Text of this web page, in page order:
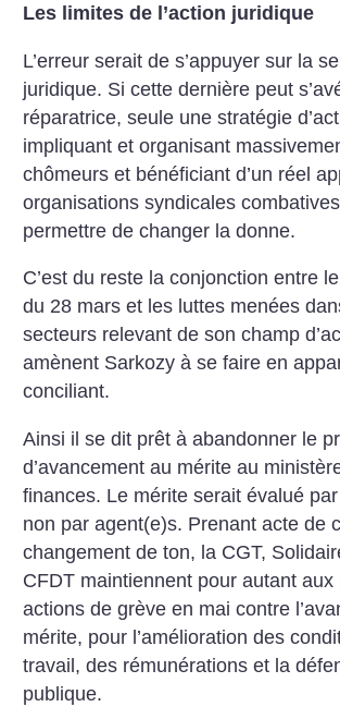
Les limites de l’action juridique
L’erreur serait de s’appuyer sur la
juridique. Si cette dernière peut
réparatrice, seule une stratégie
impliquant et organisant
chômeurs et bénéficiant d’un réel
organisations syndicales
permettre de changer la donne.
C’est du reste la conjonction entre
du 28 mars et les luttes menées
secteurs relevant de son champ
amènent Sarkozy à se faire en
conciliant.
Ainsi il se dit prêt à abandonner le
d’avancement au mérite au
finances. Le mérite serait évalué
non par agent(e)s. Prenant acte de
changement de ton, la CGT,
CFDT maintiennent pour autant aux
actions de grève en mai contre
mérite, pour l’amélioration des
travail, des rémunérations et la
publique.